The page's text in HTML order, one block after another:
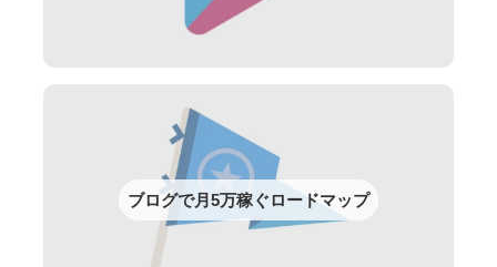
ブログで月5万稼ぐロードマップ